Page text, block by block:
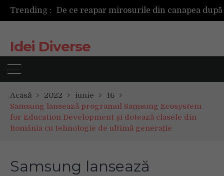
Trending :
Cum ar fi dacă ceasul tău s-ar antrena alături de tine?
TAG investește 500.000 de euro în retail în 2026, pentru modernizarea magazinelor și extinderea portofoliului
Idei Diverse
Acasă 2022 iunie
16
Samsung lansează programul Samsung Ecosystem
for Education Development și dotează clasele din
România cu tehnologie de ultimă generație
Samsung lansează